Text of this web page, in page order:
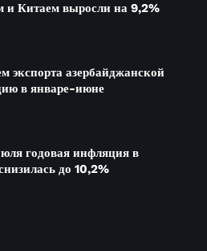
и Китаем выросли на 9,2%
экспорта азербайджанской
в январе-июне
годовая инфляция в
до 10,2%